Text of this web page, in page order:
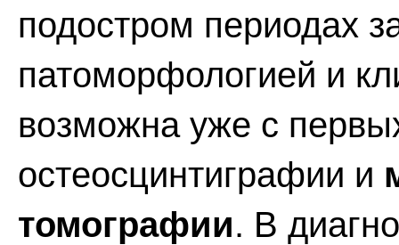
подостром периодах
патоморфологией и
возможна уже с
остеосцинтиграфии и
томографии. В